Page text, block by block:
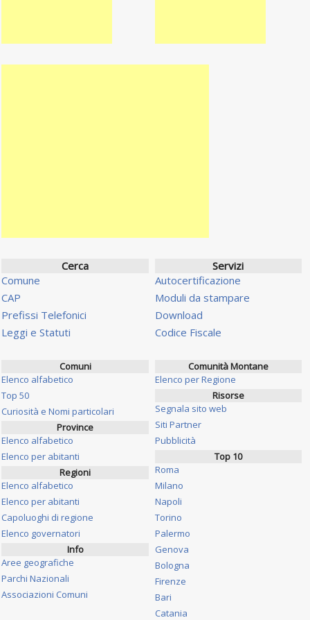
Cerca
Comune
CAP
Prefissi Telefonici
Leggi e Statuti
Servizi
Autocertificazione
Moduli da stampare
Download
Codice Fiscale
Comuni
Elenco alfabetico
Top 50
Curiosità e Nomi particolari
Province
Elenco alfabetico
Elenco per abitanti
Regioni
Elenco alfabetico
Elenco per abitanti
Capoluoghi di regione
Elenco governatori
Info
Aree geografiche
Parchi Nazionali
Associazioni Comuni
Comunità Montane
Elenco per Regione
Risorse
Segnala sito web
Siti Partner
Pubblicità
Top 10
Roma
Milano
Napoli
Torino
Palermo
Genova
Bologna
Firenze
Bari
Catania